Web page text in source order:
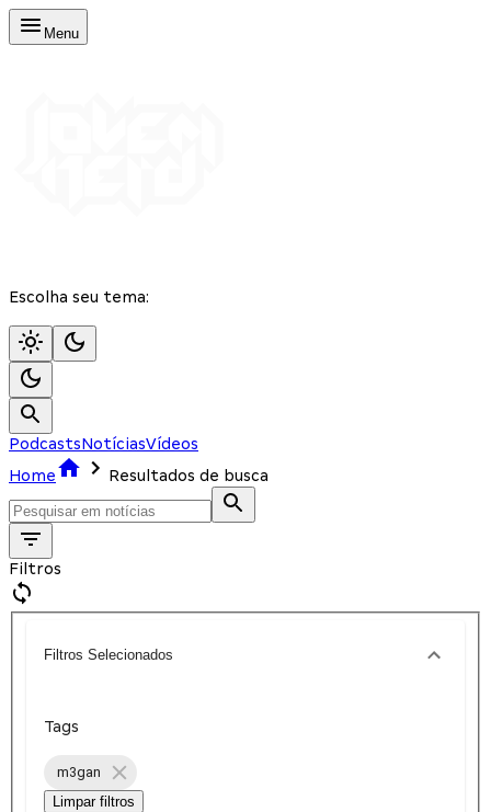
Menu
Escolha seu tema:
PodcastsNotíciasVídeos
Home
Resultados de busca
Filtros
Filtros Selecionados
Tags
m3gan
Limpar filtros